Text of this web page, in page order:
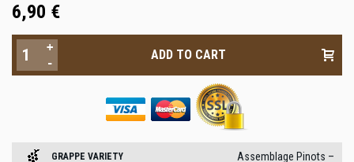
6,90 €
-
+
GRAPPE VARIETY
Assemblage Pinots –